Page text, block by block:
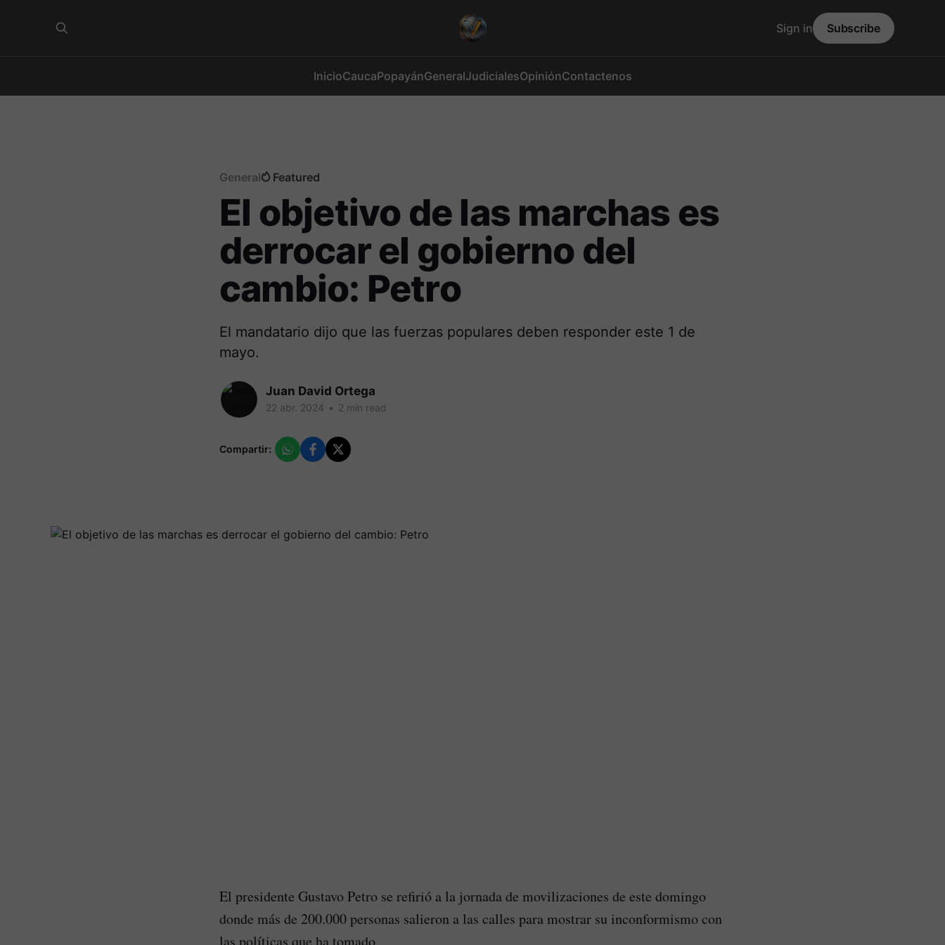
InicioCaucaPopayánGeneralJudicialesOpiniónContactenos
Sign in Subscribe
General Featured
El objetivo de las marchas es
derrocar el gobierno del
cambio: Petro
El mandatario dijo que las fuerzas populares deben responder este 1 de
mayo.
Juan David Ortega
22 abr. 2024 • 2 min read
Compartir:
El presidente Gustavo Petro se refirió a la jornada de movilizaciones de este domingo
donde más de 200.000 personas salieron a las calles para mostrar su inconformismo con
las políticas que ha tomado.